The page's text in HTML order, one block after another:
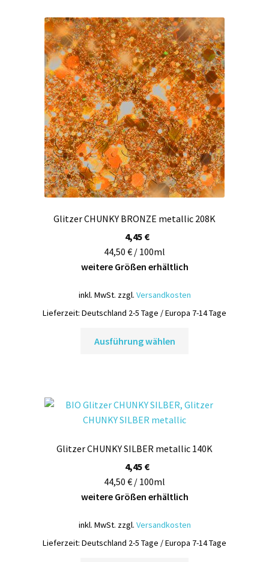
auf.
Die
Optionen
können
auf
der
Produktseite
gewählt
werden
Glitzer CHUNKY BRONZE metallic 208K
4,45 €
44,50 € / 100ml
weitere Größen erhältlich
inkl. MwSt. zzgl. Versandkosten
Lieferzeit: Deutschland 2-5 Tage / Europa 7-14 Tage
Ausführung wählen
auf.
können
werden
Glitzer CHUNKY SILBER metallic 140K
4,45 €
44,50 € / 100ml
weitere Größen erhältlich
inkl. MwSt. zzgl. Versandkosten
Lieferzeit: Deutschland 2-5 Tage / Europa 7-14 Tage